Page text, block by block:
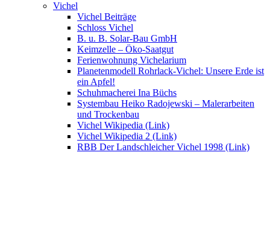
Vichel
Vichel Beiträge
Schloss Vichel
B. u. B. Solar-Bau GmbH
Keimzelle – Öko-Saatgut
Ferienwohnung Vichelarium
Planetenmodell Rohrlack-Vichel: Unsere Erde ist
ein Apfel!
Schuhmacherei Ina Büchs
Systembau Heiko Radojewski – Malerarbeiten
und Trockenbau
Vichel Wikipedia (Link)
Vichel Wikipedia 2 (Link)
RBB Der Landschleicher Vichel 1998 (Link)